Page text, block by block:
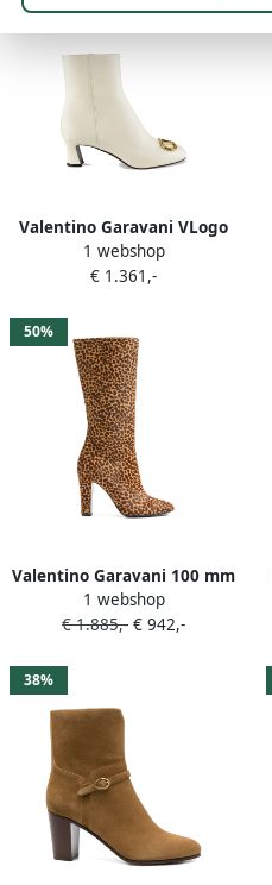
Valentino Garavani VLogo
leren laarzen Beige
1 webshop
€ 1.361,-
50%
Valentino Garavani 100 mm
Hotty laarzen Beige
1 webshop
€ 1.885,- € 942,-
38%